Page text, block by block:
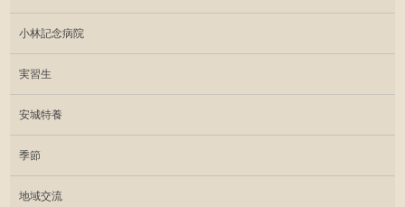
小林記念病院
実習生
安城特養
季節
地域交流